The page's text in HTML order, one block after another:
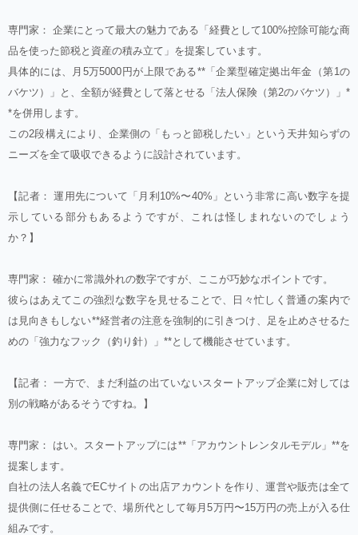
専門家： 企業にとって最大の魅力である「経費として100%控除可能な商
品を使った節税と資産の積み立て」を提案しています。
具体的には、月5万5000円が上限である**「企業型確定拠出年金（第1の
バケツ）」と、全額が経費として落とせる「法人保険（第2のバケツ）」*
*を併用します。
この2段構えにより、企業側の「もっと節税したい」という天井知らずの
ニーズを全て吸収できるように設計されています。
【記者： 運用先について「月利10%〜40%」という非常に高い数字を提
示している部分もあるようですが、これは怪しまれないのでしょう
か？】
専門家： 確かに常識外れの数字ですが、ここが巧妙なポイントです。
彼らはあえてこの強烈な数字を見せることで、日々忙しく普通の案内で
は見向きもしない**経営者の注意を強制的に引きつけ、足を止めさせるた
めの「強力なフック（釣り針）」**として機能させています。
【記者： 一方で、まだ利益の出ていないスタートアップ企業に対しては
別の戦略があるそうですね。】
専門家： はい。スタートアップには**「アカウントレンタルモデル」**を
提案します。
自社の法人名義でECサイトの出店アカウントを作り、運営や販売は全て
提供側に任せることで、場所代として毎月5万円〜15万円の売上が入る仕
組みです。